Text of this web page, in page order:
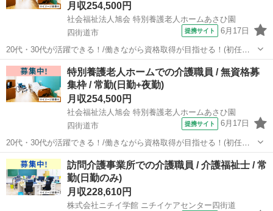
月収254,500円
社会福祉法人旭会 特別養護老人ホームあさひ園
四街道市
提携サイト 6月17日
20代・30代が活躍できる！/働きながら資格取得が目指せる！(初任者
研修・実務者研修・介護福祉士)/定年65歳以上 【施設名】 社会福祉法
人旭会 特別養護老人ホームあさひ園 【勤務地】 千葉県 四街道市 【ア
クセス】 ...
千葉 四街道市 介護福祉士
特別養護老人ホームでの介護職員 / 無資格募
集枠 / 常勤(日勤+夜勤)
月収254,500円
社会福祉法人旭会 特別養護老人ホームあさひ園
四街道市
提携サイト 6月17日
20代・30代が活躍できる！/働きながら資格取得が目指せる！(初任者
研修・実務者研修・介護福祉士)/定年65歳以上 【施設名】 社会福祉法
人旭会 特別養護老人ホームあさひ園 【勤務地】 千葉県 四街道市 【ア
クセス】 ...
千葉 四街道市 介護福祉士
訪問介護事業所での介護職員 / 介護福祉士 / 常
勤(日勤のみ)
月収228,610円
株式会社ニチイ学館 ニチイケアセンター四街道